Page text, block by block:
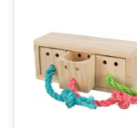
del tuo
benessere
Scegli il